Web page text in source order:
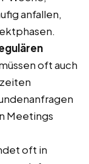
anfallen,
oft auch
Meetings
oft in